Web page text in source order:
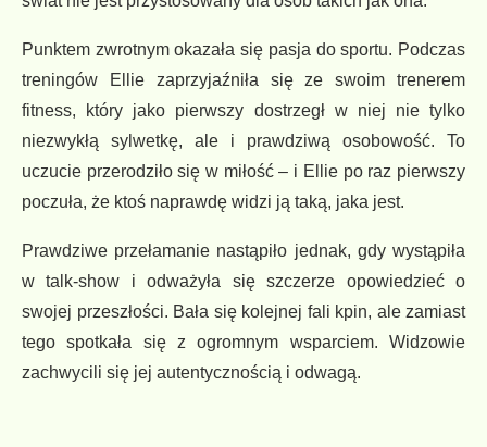
Punktem zwrotnym okazała się pasja do sportu. Podczas
treningów Ellie zaprzyjaźniła się ze swoim trenerem
fitness, który jako pierwszy dostrzegł w niej nie tylko
niezwykłą sylwetkę, ale i prawdziwą osobowość. To
uczucie przerodziło się w miłość – i Ellie po raz pierwszy
poczuła, że ktoś naprawdę widzi ją taką, jaka jest.
Prawdziwe przełamanie nastąpiło jednak, gdy wystąpiła
w talk-show i odważyła się szczerze opowiedzieć o
swojej przeszłości. Bała się kolejnej fali kpin, ale zamiast
tego spotkała się z ogromnym wsparciem. Widzowie
zachwycili się jej autentycznością i odwagą.